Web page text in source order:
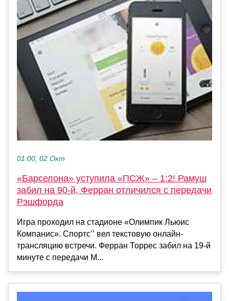
01:00, 02 Окт
«Барселона» уступила «ПСЖ» – 1:2! Рамуш
забил на 90-й, Ферран отличился с передачи
Рэшфорда
Игра проходил на стадионе «Олимпик Льюис
Компанис». Спортс’’ вел текстовую онлайн-
трансляцию встречи. Ферран Торрес забил на 19-й
минуте с передачи М...